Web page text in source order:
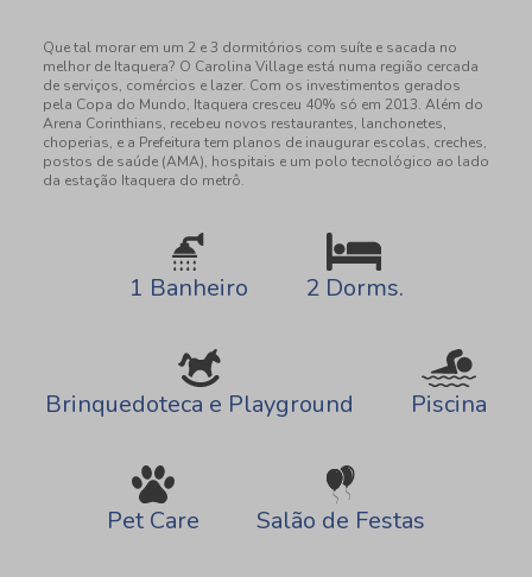
Que tal morar em um 2 e 3 dormitórios com suíte e sacada no
melhor de Itaquera? O Carolina Village está numa região cercada
de serviços, comércios e lazer. Com os investimentos gerados
pela Copa do Mundo, Itaquera cresceu 40% só em 2013. Além do
Arena Corinthians, recebeu novos restaurantes, lanchonetes,
choperias, e a Prefeitura tem planos de inaugurar escolas, creches,
postos de saúde (AMA), hospitais e um polo tecnológico ao lado
da estação Itaquera do metrô.
1 Banheiro 2 Dorms.
Brinquedoteca e Playground Piscina
Pet Care Salão de Festas